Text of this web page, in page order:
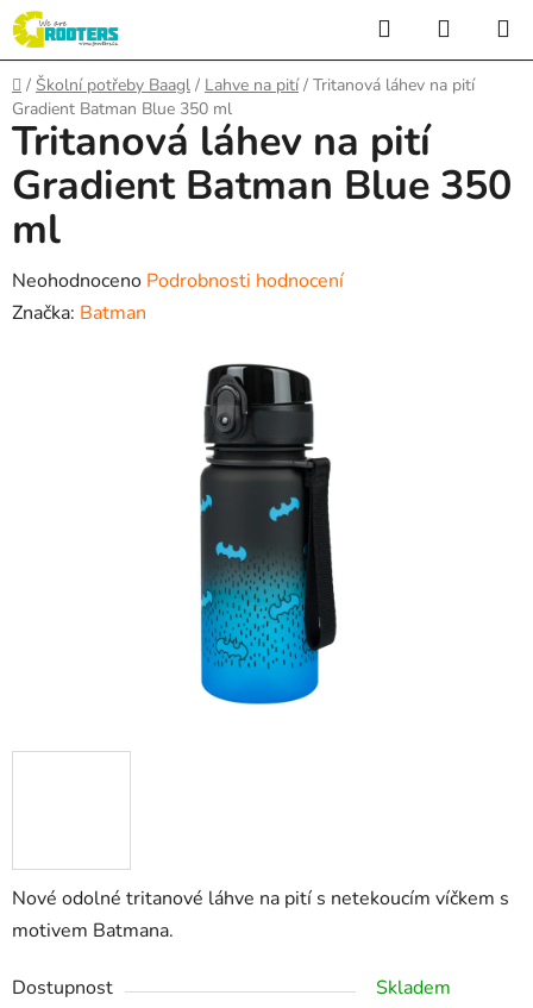
Přejít
na
obsah
Hledat
KOŠÍK
Domů
/ Školní potřeby Baagl / Lahve na pití / Tritanová láhev na pití
Gradient Batman Blue 350 ml
Nové odolné tritanové láhve na pití s netekoucím víčkem s
motivem Batmana.
Dostupnost
Skladem
Tritanová láhev na pití
Gradient Batman Blue 350
ml
Průměrné
hodnocení
Neohodnoceno Podrobnosti hodnocení
Značka: Batman